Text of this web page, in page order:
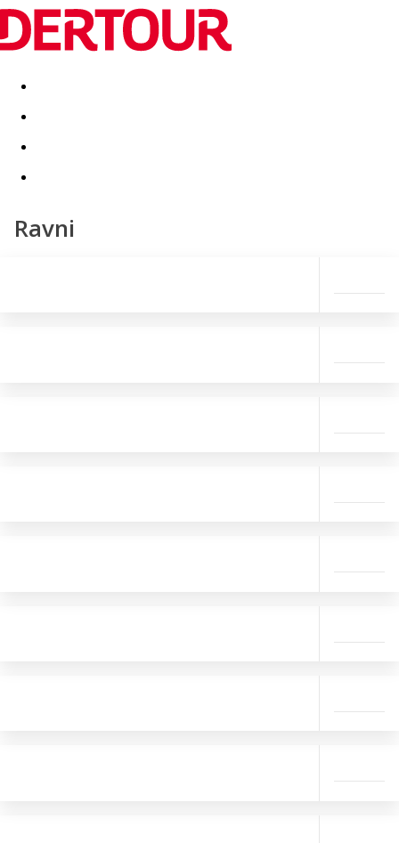
Destinatii Vacanta perfecta OFERTE DE NERATAT
Ravni